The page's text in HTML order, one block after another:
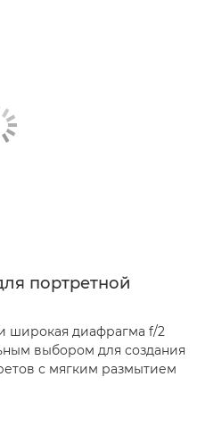
портретной
широкая диафрагма f/2
выбором для создания
с мягким размытием